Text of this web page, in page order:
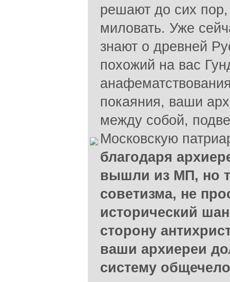
решают до сих пор,
миловать. Уже
знают о древней
похожий на вас
покаяния, ваши
между собой,
Московскую
благодаря
вышли из МП, но
советизма, не
исторический
сторону
ваши архиереи
систему